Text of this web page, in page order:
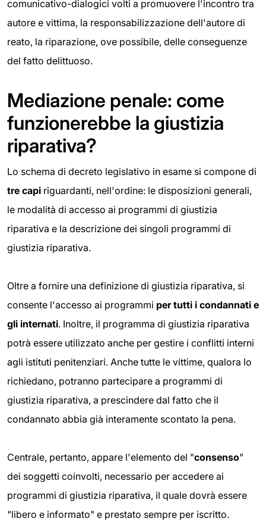
comunicativo-dialogici volti a promuovere l'incontro tra
autore e vittima, la responsabilizzazione dell'autore di
reato, la riparazione, ove possibile, delle conseguenze
del fatto delittuoso.
Mediazione penale: come
funzionerebbe la giustizia
riparativa?
Lo schema di decreto legislativo in esame si compone di
tre capi riguardanti, nell'ordine: le disposizioni generali,
le modalità di accesso ai programmi di giustizia
riparativa e la descrizione dei singoli programmi di
giustizia riparativa.
Oltre a fornire una definizione di giustizia riparativa, si
consente l'accesso ai programmi per tutti i condannati e
gli internati. Inoltre, il programma di giustizia riparativa
potrà essere utilizzato anche per gestire i conflitti interni
agli istituti penitenziari. Anche tutte le vittime, qualora lo
richiedano, potranno partecipare a programmi di
giustizia riparativa, a prescindere dal fatto che il
condannato abbia già interamente scontato la pena.
Centrale, pertanto, appare l'elemento del "consenso"
dei soggetti coinvolti, necessario per accedere ai
programmi di giustizia riparativa, il quale dovrà essere
"libero e informato" e prestato sempre per iscritto.